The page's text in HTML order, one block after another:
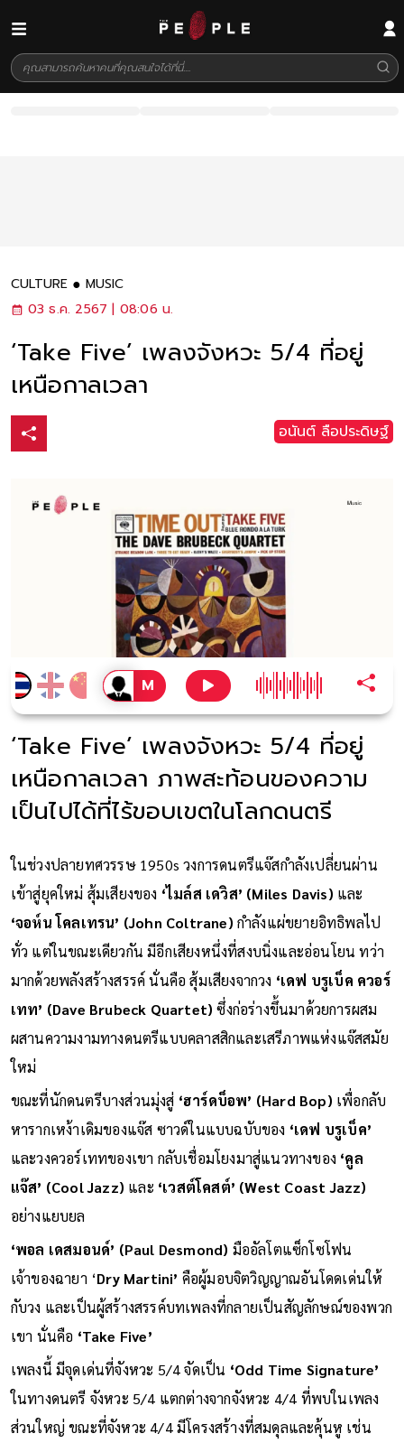
CULTURE
MUSIC
03 ธ.ค. 2567 | 08:06 น.
‘Take Five’ เพลงจังหวะ 5/4 ที่อยู่
เหนือกาลเวลา
อนันต์ ลือประดิษฐ์
‘Take Five’ เพลงจังหวะ 5/4 ที่อยู่
เหนือกาลเวลา ภาพสะท้อนของความ
เป็นไปได้ที่ไร้ขอบเขตในโลกดนตรี
ในช่วงปลายทศวรรษ 1950s วงการดนตรีแจ๊สกำลังเปลี่ยนผ่าน
เข้าสู่ยุคใหม่ สุ้มเสียงของ ‘ไมล์ส เดวิส’ (Miles Davis) และ
‘จอห์น โคลเทรน’ (John Coltrane) กำลังแผ่ขยายอิทธิพลไป
ทั่ว แต่ในขณะเดียวกัน มีอีกเสียงหนึ่งที่สงบนิ่งและอ่อนโยน ทว่า
มากด้วยพลังสร้างสรรค์ นั่นคือ สุ้มเสียงจากวง ‘เดฟ บรูเบ็ค ควอร์
เทท’ (Dave Brubeck Quartet) ซึ่งก่อร่างขึ้นมาด้วยการผสม
ผสานความงามทางดนตรีแบบคลาสสิกและเสรีภาพแห่งแจ๊สสมัย
ใหม่
ขณะที่นักดนตรีบางส่วนมุ่งสู่ ‘ฮาร์ดบ็อพ’ (Hard Bop) เพื่อกลับ
หารากเหง้าเดิมของแจ๊ส ซาวด์ในแบบฉบับของ ‘เดฟ บรูเบ็ค’
และวงควอร์เททของเขา กลับเชื่อมโยงมาสู่แนวทางของ ‘คูล
แจ๊ส’ (Cool Jazz) และ ‘เวสต์โคสต์’ (West Coast Jazz)
อย่างแยบยล
‘พอล เดสมอนด์’ (Paul Desmond) มืออัลโตแซ็กโซโฟน
เจ้าของฉายา ‘Dry Martini’ คือผู้มอบจิตวิญญาณอันโดดเด่นให้
กับวง และเป็นผู้สร้างสรรค์บทเพลงที่กลายเป็นสัญลักษณ์ของพวก
เขา นั่นคือ ‘Take Five’
เพลงนี้ มีจุดเด่นที่จังหวะ 5/4 จัดเป็น ‘Odd Time Signature’
ในทางดนตรี จังหวะ 5/4 แตกต่างจากจังหวะ 4/4 ที่พบในเพลง
ส่วนใหญ่ ขณะที่จังหวะ 4/4 มีโครงสร้างที่สมดุลและคุ้นหู เช่น